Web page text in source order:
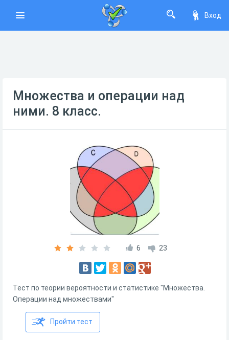
Вход
Множества и операции над
ними. 8 класс.
6 23
Тест по теории вероятности и статистике "Множества.
Операции над множествами"
Пройти тест